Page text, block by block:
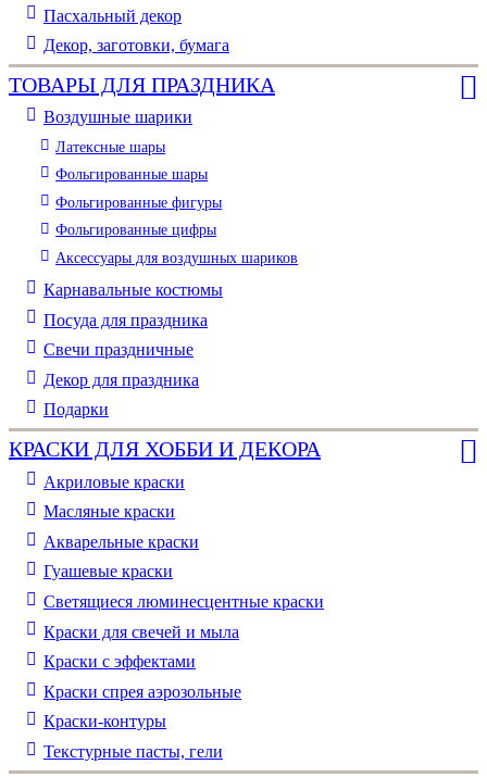
Пасхальный декор
Декор, заготовки, бумага
ТОВАРЫ ДЛЯ ПРАЗДНИКА
Воздушные шарики
Латексные шары
Фольгированные шары
Фольгированные фигуры
Фольгированные цифры
Аксессуары для воздушных шариков
Карнавальные костюмы
Посуда для праздника
Свечи праздничные
Декор для праздника
Подарки
КРАСКИ ДЛЯ ХОББИ И ДЕКОРА
Акриловые краски
Масляные краски
Акварельные краски
Гуашевые краски
Светящиеся люминесцентные краски
Краски для свечей и мыла
Краски с эффектами
Краски спрея аэрозольные
Краски-контуры
Текстурные пасты, гели